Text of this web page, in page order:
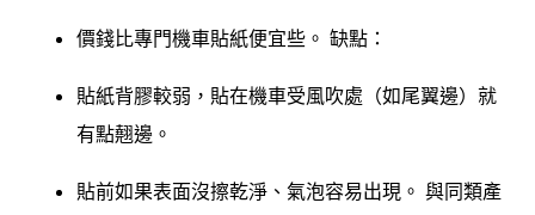
價錢比專門機車貼紙便宜些。 缺點：
貼紙背膠較弱，貼在機車受風吹處（如尾翼邊）就
有點翹邊。
貼前如果表面沒擦乾淨、氣泡容易出現。 與同類產